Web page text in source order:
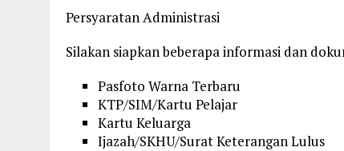
Persyaratan Administrasi
Silakan siapkan beberapa informasi dan
Pasfoto Warna Terbaru
KTP/SIM/Kartu Pelajar
Kartu Keluarga
Ijazah/SKHU/Surat Keterangan Lulus